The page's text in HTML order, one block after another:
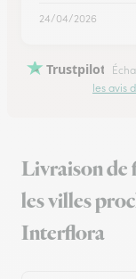
24/04/2026
Trustpilot
les avis
Livraison de
les villes
Interflora